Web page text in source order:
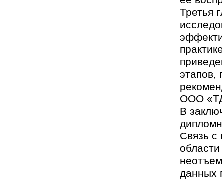
Третья
этапов,
ООО
В
Связь с
данных